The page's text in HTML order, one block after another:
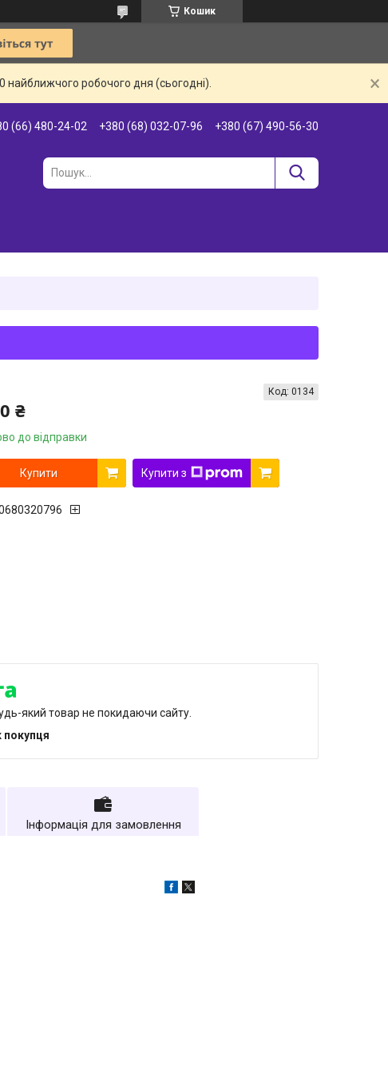
Кошик
найближчого робочого дня (сьогодні).
(66) 480-24-02 +380 (68) 032-07-96 +380 (67) 490-56-30
₴
до відправки
Код: 0134
Купити Купити з
який товар не покидаючи сайту.
покупця
Інформація для замовлення